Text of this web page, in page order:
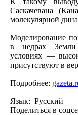
Саскачевана
молекулярной
Моделирование
в недрах Земли
условиях —
присутствуют в
Подробнее:
Язык: Русский
Поделиться в